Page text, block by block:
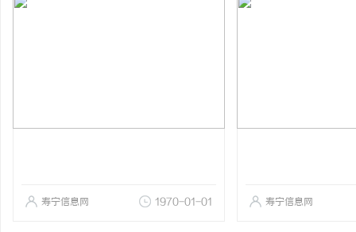
寿宁信息网 1970-01-01 寿宁信息网